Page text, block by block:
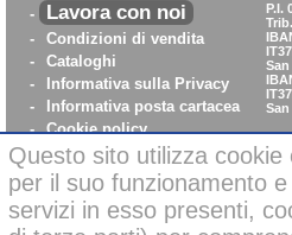
-
Lavora con noi
-
Condizioni di vendita
-
Cataloghi
-
Informativa sulla Privacy
-
Informativa posta cartacea
- Cookie policy
- WhistleBlowing
-
Parità di Genere
P.I.
San
San
Questo sito utilizza cookie
per il suo funzionamento
servizi in esso presenti,